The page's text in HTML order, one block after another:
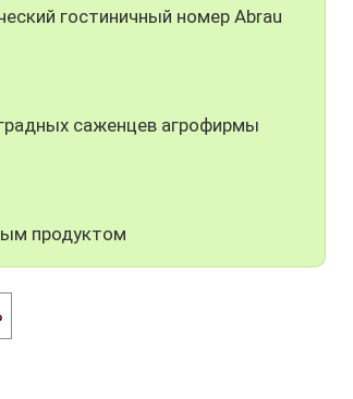
гостиничный номер Abrau
саженцев агрофирмы
продуктом